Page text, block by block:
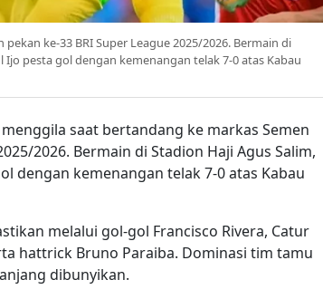
ke-33 BRI Super League 2025/2026. Bermain di
Ijo pesta gol dengan kemenangan telak 7-0 atas Kabau
saat bertandang ke markas Semen
2026. Bermain di Stadion Haji Agus Salim,
dengan kemenangan telak 7-0 atas Kabau
melalui gol-gol Francisco Rivera, Catur
hattrick Bruno Paraiba. Dominasi tim tamu
dibunyikan.